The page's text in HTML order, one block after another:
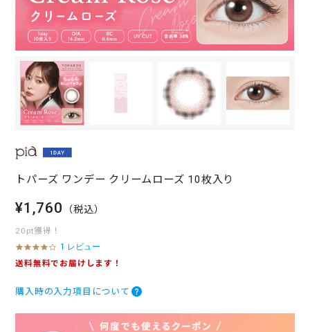
トパーズ ワンデー クリームローズ 10枚入り
¥1,760 （税込）
20pt獲得！
4
.
t
1 レビュー
送料無料でお届けします！
購入時の入力項目について